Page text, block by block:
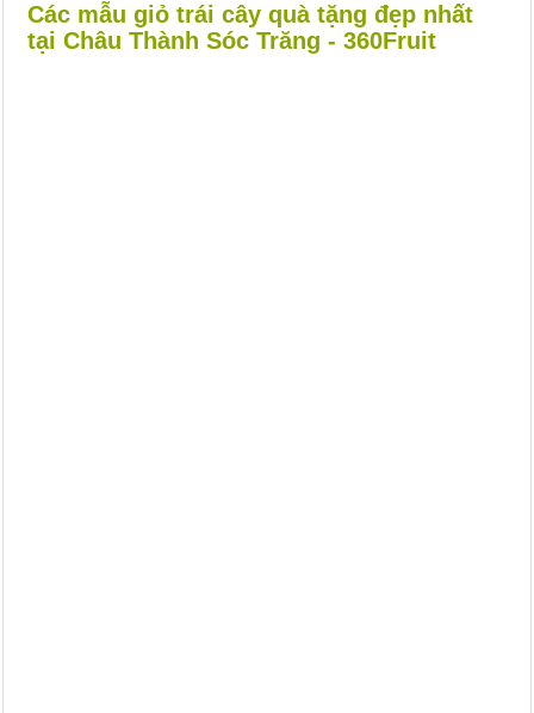
Các mẫu giỏ trái cây quà tặng đẹp nhất
tại Châu Thành Sóc Trăng - 360Fruit